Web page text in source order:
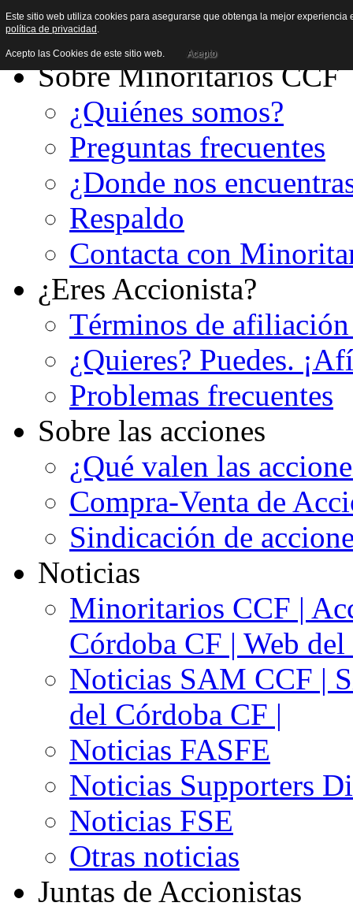
Sobre Minoritarios CCF
¿Quiénes somos?
Preguntas frecuentes
¿Donde nos
Respaldo
Contacta con
¿Eres Accionista?
Términos de
¿Quieres? Puedes.
Problemas frecuentes
Sobre las acciones
¿Qué valen las
Compra-Venta de
Sindicación de
Noticias
Minoritarios CCF |
Córdoba CF | Web
Noticias SAM CCF |
del Córdoba CF |
Noticias FASFE
Noticias Supporters
Noticias FSE
Otras noticias
Juntas de Accionistas
Este sitio web utiliza cookies para asegurarse que obtenga la mejor
política de privacidad .
Acepto las Cookies de este sitio web. Acepto